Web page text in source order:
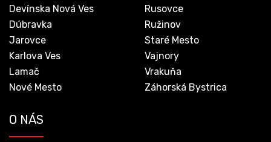
Devínska Nová Ves
Dúbravka
Jarovce
Karlova Ves
Lamač
Nové Mesto
Rusovce
Ružinov
Staré Mesto
Vajnory
Vrakuňa
Záhorská Bystrica
O NÁS